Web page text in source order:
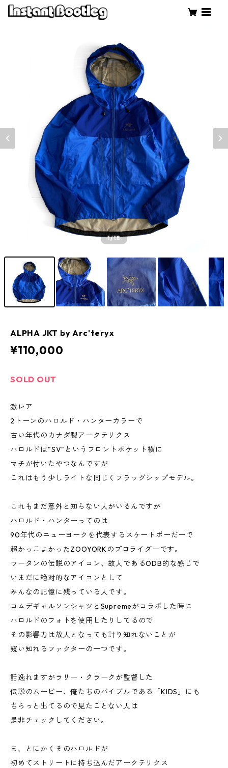
1/18
ALPHA JKT by Arc'teryx
¥110,000
SOLD OUT
激レア
2トーンのハロルド・ハンターカラーで
古い年代のカナダ製アークテリクス
ハロルドは"SV"というフロントポケット横に
マチが付いたやつなんですが
これはもう少しライトな同じくフラッグシップモデル。
これもまだ意外と知らない人がいるんですが
ハロルド・ハンターってのは
90年代のニューヨークを代表するスケートボーだーで
超かっこよかったZOOYORKのプロライダーです。
ウータンの伝説のアイコン、故人であるODB的な感じで
いまだに絶対的なアイコンとして
みんなの記憶に残っている人です。
コムデギャルソンシャツとSupremeがコラボした時に
ハロルドのフォトを使用したりしてるので
その影響力は故人となっても計り知れないことが
窺い知れるファクターの一つです。
話逸れますがラリー・クラークが監督した
伝説のムービー、俺たちのバイブルである「KIDS」にも
ちらっと出てるので見たことない人は
是非チェックしてください。
ま、とにかくそのハロルドが
初めてストリートに持ち込んだアークテリクス